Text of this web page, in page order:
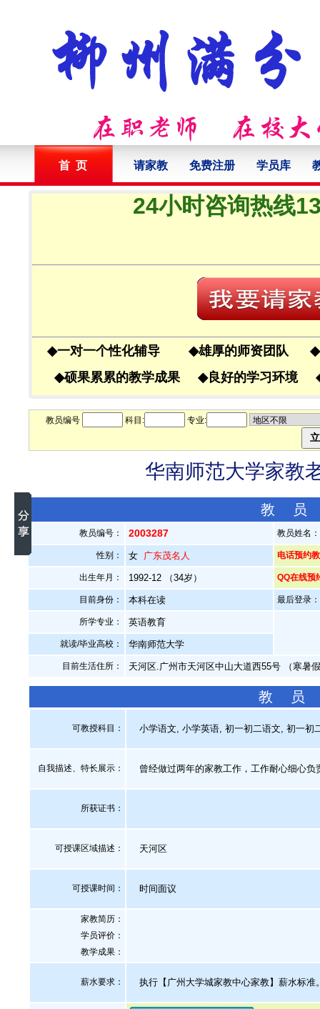
首 页 请家教 免费注册 学员库
24小时咨询热线
◆一对一个性化辅导 ◆雄厚的师资团队 ◆
◆硕果累累的教学成果 ◆良好的学习环境
教员编号 科目: 专业:
华南师范大学家教
教
教员编号： 2003287 教员姓名
性别： 女 广东茂名人 电话预约
出生年月： 1992-12 （34岁） QQ在线预
目前身份： 本科在读 最后登录
所学专业： 英语教育
就读/毕业高校： 华南师范大学
目前生活住所： 天河区.广州市天河区中山大道西55号 （寒暑
教 员
可教授科目： 小学语文, 小学英语, 初一初二语文, 初一初
自我描述、特长展示 ： 曾经做过两年的家教工作，工作耐心细心负
所获证书 ：
可授课区域描述： 天河区
可授课时间： 时间面议
家教简历：
学员评价：
教学成果：
薪水要求： 执行【广州大学城家教中心家教】薪水标准